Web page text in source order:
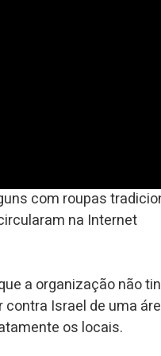
com roupas
na Internet
a organização não
contra Israel de uma
os locais.